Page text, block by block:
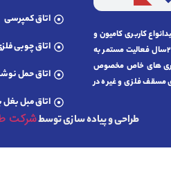
زمینه تولیدانواع کاربری کامیون و
کامیونت شروع به کار نمود و اكنون پس از گذشت بیش از 20سال فعالیت مستمر به
های خاص مخصوص
مسقف فلزی و غیره در
اتاق کمپرسی
اتاق چوبی
اتاق حمل
اتاق مبل بغل
طراحی و پیاده سازی توسطشرکت